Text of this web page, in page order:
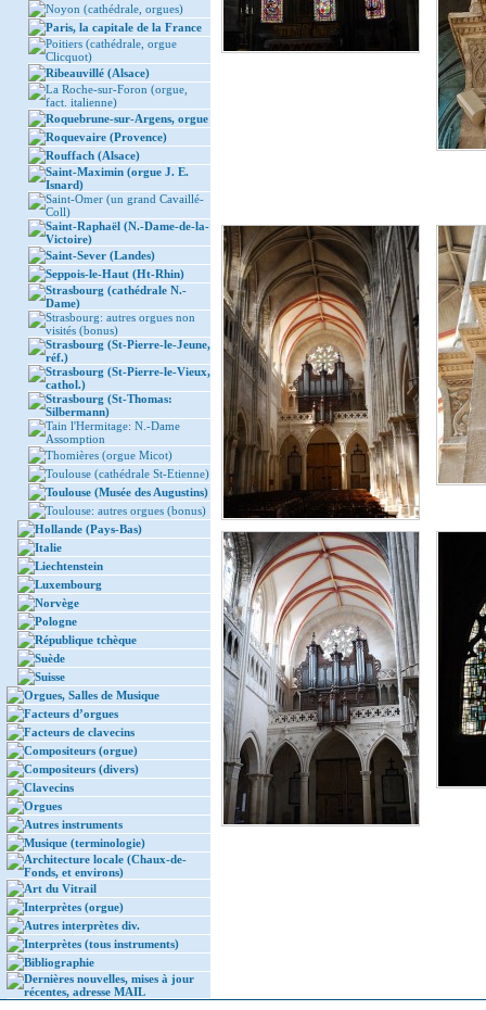
Noyon (cathédrale, orgues)
Paris, la capitale de la France
Poitiers (cathédrale, orgue
Clicquot)
Ribeauvillé (Alsace)
La Roche-sur-Foron (orgue,
fact. italienne)
Roquebrune-sur-Argens, orgue
Roquevaire (Provence)
Rouffach (Alsace)
Saint-Maximin (orgue J. E.
Isnard)
Saint-Omer (un grand Cavaillé-
Coll)
Saint-Raphaël (N.-Dame-de-la-
Victoire)
Saint-Sever (Landes)
Seppois-le-Haut (Ht-Rhin)
Strasbourg (cathédrale N.-
Dame)
Strasbourg: autres orgues non
visités (bonus)
Strasbourg (St-Pierre-le-Jeune,
réf.)
Strasbourg (St-Pierre-le-Vieux,
cathol.)
Strasbourg (St-Thomas:
Silbermann)
Tain l'Hermitage: N.-Dame
Assomption
Thomières (orgue Micot)
Toulouse (cathédrale St-Etienne)
Toulouse (Musée des Augustins)
Toulouse: autres orgues (bonus)
Hollande (Pays-Bas)
Italie
Liechtenstein
Luxembourg
Norvège
Pologne
République tchèque
Suède
Suisse
Orgues, Salles de Musique
Facteurs d’orgues
Facteurs de clavecins
Compositeurs (orgue)
Compositeurs (divers)
Clavecins
Orgues
Autres instruments
Musique (terminologie)
Architecture locale (Chaux-de-
Fonds, et environs)
Art du Vitrail
Interprètes (orgue)
Autres interprètes div.
Interprètes (tous instruments)
Bibliographie
Dernières nouvelles, mises à jour
récentes, adresse MAIL